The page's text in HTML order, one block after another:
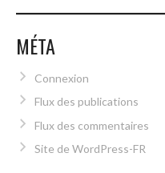
MÉTA
Connexion
Flux des publications
Flux des commentaires
Site de WordPress-FR